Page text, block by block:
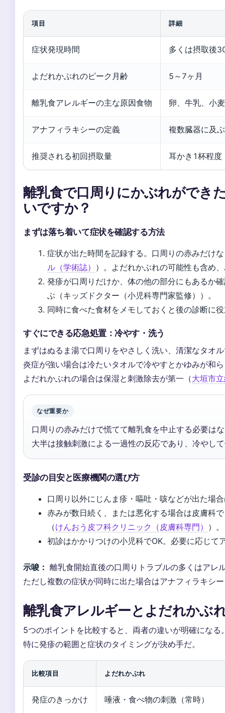
項目 詳細
症状発現時間 多くは摂取後
よだれかぶれのピーク月齢 5～7ヶ月
離乳食アレルギーの主な原因食物 卵、牛乳、小麦
アナフィラキシーの定義 複数臓器に及
推奨される初回摂取量 耳かき1杯程度
離乳食で口周りにかぶれができ
いですか？
まずは落ち着いて症状を確認する方法
症状が出た時間を記録する。口周りの赤みだけ
ル（学術誌） ）。よだれかぶれの可能性も含め
発疹が口周りだけか、体の他の部分にもあるか
ぶ（キッズドクター（小児科専門家監修））。
同時に食べた食材をメモしておくと後の診断に
すぐにできる応急処置：冷やす・洗う
まずはぬるま湯で口周りをやさしく洗い、清潔なタオ
炎症が強い場合は冷たいタオルで冷やすとかゆみが和
よだれかぶれの場合は保湿と刺激除去が第一（大垣市
なぜ重要か
口周りの赤みだけで慌てて離乳食を中止する必要は
大半は接触刺激による一過性の反応であり、冷やし
受診の目安と医療機関の選び方
口周り以外にじんま疹・嘔吐・咳などが出た場
赤みが数日続く、または悪化する場合は皮膚科
（けんおう皮フ科クリニック（皮膚科専門） ）。
初診はかかりつけの小児科でOK。必要に応じて
示唆： 離乳食開始直後の口周りトラブルの多くはアレ
ただし複数の症状が同時に出た場合はアナフィラキシ
離乳食アレルギーとよだれかぶ
5つのポイントを比較すると、両者の違いが明確になる
特に発疹の範囲と症状のタイミングが決め手だ。
比較項目 よだれかぶれ
発症のきっかけ 唾液・食べ物の刺激（常時）